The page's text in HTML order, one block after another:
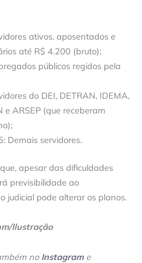
ativos, aposentados e
até R$ 4.200 (bruto);
públicos regidos pela
do DEI, DETRAN, IDEMA,
e ARSEP (que receberam
Demais servidores.
apesar das dificuldades
previsibilidade ao
judicial pode alterar os planos.
Ilustração
no Instagrame